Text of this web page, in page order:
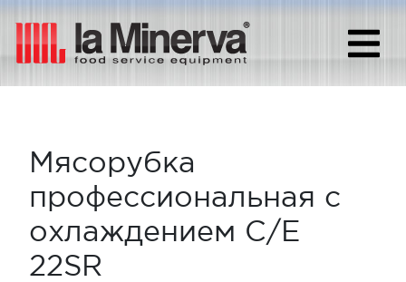
Мясорубка
профессиональная с
охлаждением C/E
22SR